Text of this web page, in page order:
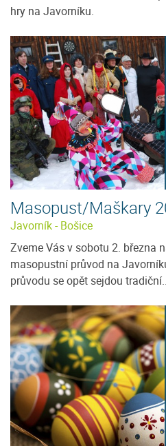
hry na Javorníku.
Masopust/Maškary
Javorník - Bošice
Zveme Vás v sobotu 2. března
masopustní průvod na
průvodu se opět sejdou